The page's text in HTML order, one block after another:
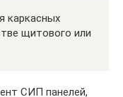
каркасных
щитового или
СИП панелей,